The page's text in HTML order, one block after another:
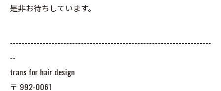
是非お待ちしています。
--------------------------------------------------------------------
--
trans for hair design
〒 992-0061